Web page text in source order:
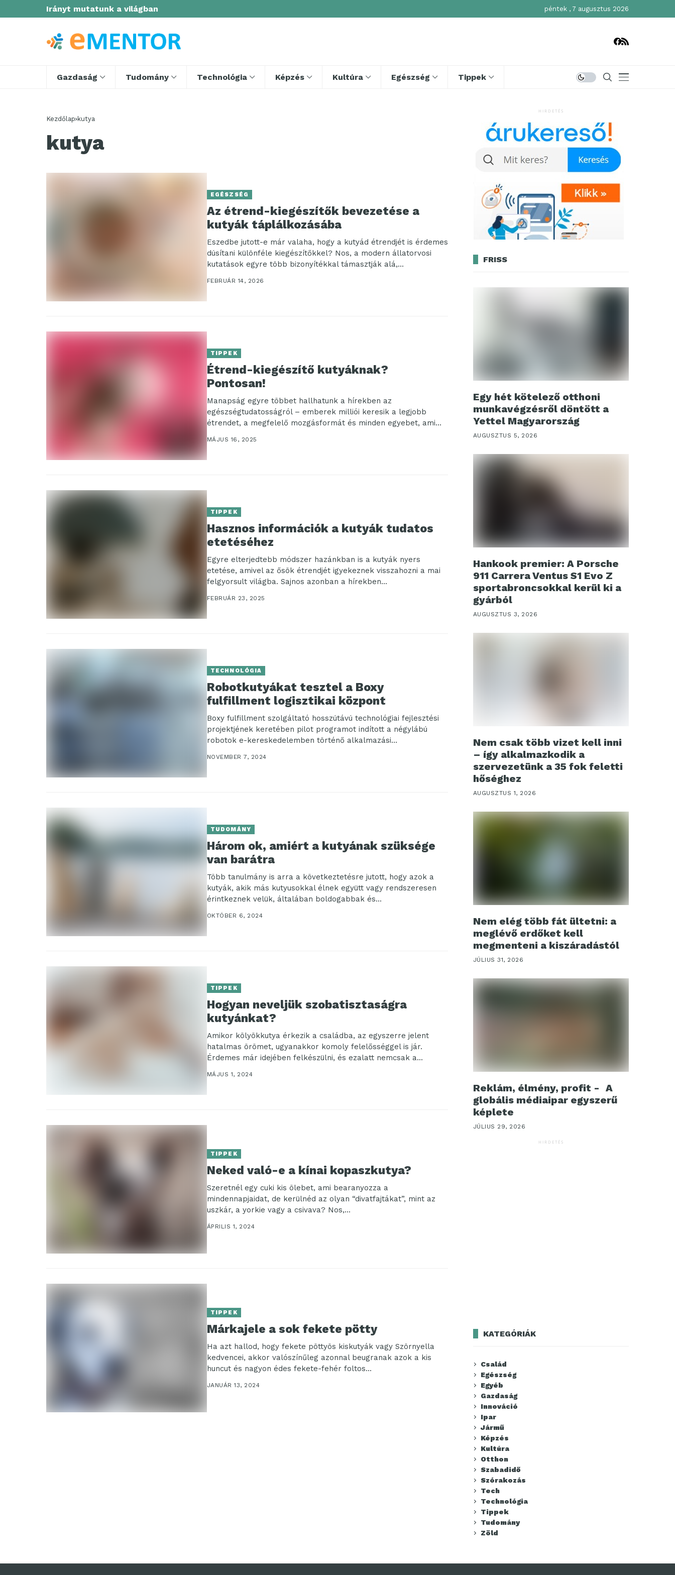
Irányt mutatunk a világban péntek , 7 augusztus 2026
Gazdaság Tudomány Technológia Képzés Kultúra Egészség Tippek
Kezdőlap kutya
kutya
EGÉSZSÉG
Az étrend-kiegészítők bevezetése a
kutyák táplálkozásába
Eszedbe jutott-e már valaha, hogy a kutyád étrendjét is érdemes
dúsítani különféle kiegészítőkkel? Nos, a modern állatorvosi
kutatások egyre több bizonyítékkal támasztják alá,...
FEBRUÁR 14, 2026
TIPPEK
Étrend-kiegészítő kutyáknak?
Pontosan!
Manapság egyre többet hallhatunk a hírekben az
egészségtudatosságról – emberek milliói keresik a legjobb
étrendet, a megfelelő mozgásformát és minden egyebet, ami
a...
MÁJUS 16, 2025
TIPPEK
Hasznos információk a kutyák tudatos
etetéséhez
Egyre elterjedtebb módszer hazánkban is a kutyák nyers
etetése, amivel az ősök étrendjét igyekeznek visszahozni a mai
felgyorsult világba. Sajnos azonban a hírekben...
FEBRUÁR 23, 2025
TECHNOLÓGIA
Robotkutyákat tesztel a Boxy
fulfillment logisztikai központ
Boxy fulfillment szolgáltató hosszútávú technológiai fejlesztési
projektjének keretében pilot programot indított a négylábú
robotok e-kereskedelemben történő alkalmazási
NOVEMBER 7, 2024
TUDOMÁNY
Három ok, amiért a kutyának szüksége
van barátra
Több tanulmány is arra a következtetésre jutott, hogy azok a
kutyák, akik más kutyusokkal élnek együtt vagy rendszeresen
érintkeznek velük, általában boldogabbak és...
OKTÓBER 6, 2024
TIPPEK
Hogyan neveljük szobatisztaságra
kutyánkat?
Amikor kölyökkutya érkezik a családba, az egyszerre jelent
hatalmas örömet, ugyanakkor komoly felelősséggel is jár.
Érdemes már idejében felkészülni, és ezalatt nemcsak a...
MÁJUS 1, 2024
TIPPEK
Neked való-e a kínai kopaszkutya?
Szeretnél egy cuki kis ölebet, ami bearanyozza a
mindennapjaidat, de kerülnéd az olyan “divatfajtákat”, mint az
uszkár, a yorkie vagy a csivava? Nos,...
ÁPRILIS 1, 2024
TIPPEK
Márkajele a sok fekete pötty
Ha azt hallod, hogy fekete pöttyös kiskutyák vagy Szörnyella
kedvencei, akkor valószínűleg azonnal beugranak azok a kis
huncut és nagyon édes fekete-fehér foltos...
JANUÁR 13, 2024
HIRDETÉS
FRISS
Egy hét kötelező otthoni
munkavégzésről döntött a
Yettel Magyarország
AUGUSZTUS 5, 2026
Hankook premier: A Porsche
911 Carrera Ventus S1 Evo Z
sportabroncsokkal kerül ki a
gyárból
AUGUSZTUS 3, 2026
Nem csak több vizet kell inni
– így alkalmazkodik a
szervezetünk a 35 fok feletti
hőséghez
AUGUSZTUS 1, 2026
Nem elég több fát ültetni: a
meglévő erdőket kell
megmenteni a kiszáradástól
JÚLIUS 31, 2026
Reklám, élmény, profit - A
globális médiaipar egyszerű
képlete
JÚLIUS 29, 2026
HIRDETÉS
KATEGÓRIÁK
Család
Egészség
Egyéb
Gazdaság
Innováció
Ipar
Jármű
Képzés
Kultúra
Otthon
Szabadidő
Szórakozás
Tech
Technológia
Tippek
Tudomány
Zöld